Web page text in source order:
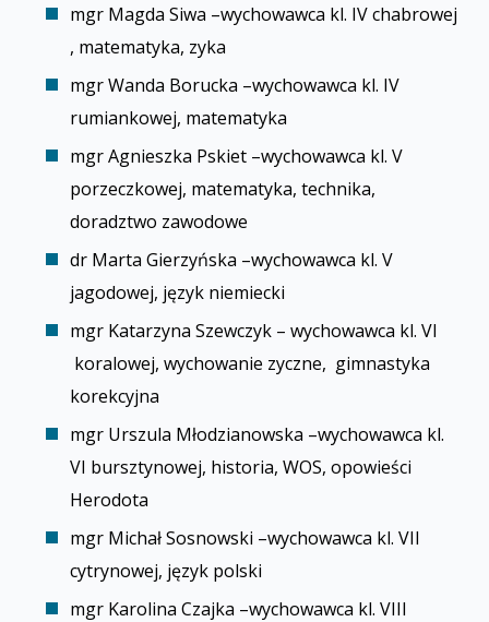
mgr Magda Siwa –wychowawca kl. IV chabrowej
, matematyka, fizyka
mgr Wanda Borucka –wychowawca kl. IV
rumiankowej, matematyka
mgr Agnieszka Pskiet –wychowawca kl. V
porzeczkowej, matematyka, technika,
doradztwo zawodowe
dr Marta Gierzyńska –wychowawca kl. V
jagodowej, język niemiecki
mgr Katarzyna Szewczyk – wychowawca kl. VI
koralowej, wychowanie fizyczne, gimnastyka
korekcyjna
mgr Urszula Młodzianowska –wychowawca kl.
VI bursztynowej, historia, WOS, opowieści
Herodota
mgr Michał Sosnowski –wychowawca kl. VII
cytrynowej, język polski
mgr Karolina Czajka –wychowawca kl. VIII